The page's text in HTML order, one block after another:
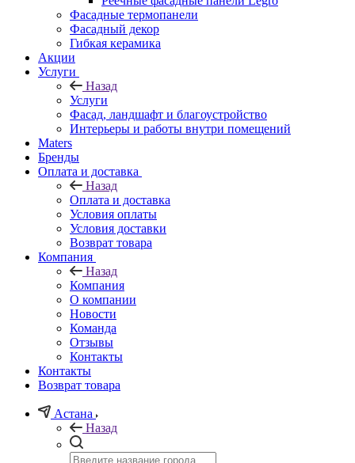
Фасадные термопанели
Фасадный декор
Гибкая керамика
Акции
Услуги
Назад
Услуги
Фасад, ландшафт и благоустройство
Интерьеры и работы внутри помещений
Maters
Бренды
Оплата и доставка
Назад
Оплата и доставка
Условия оплаты
Условия доставки
Возврат товара
Компания
Назад
Компания
О компании
Новости
Команда
Отзывы
Контакты
Контакты
Возврат товара
Астана
Назад